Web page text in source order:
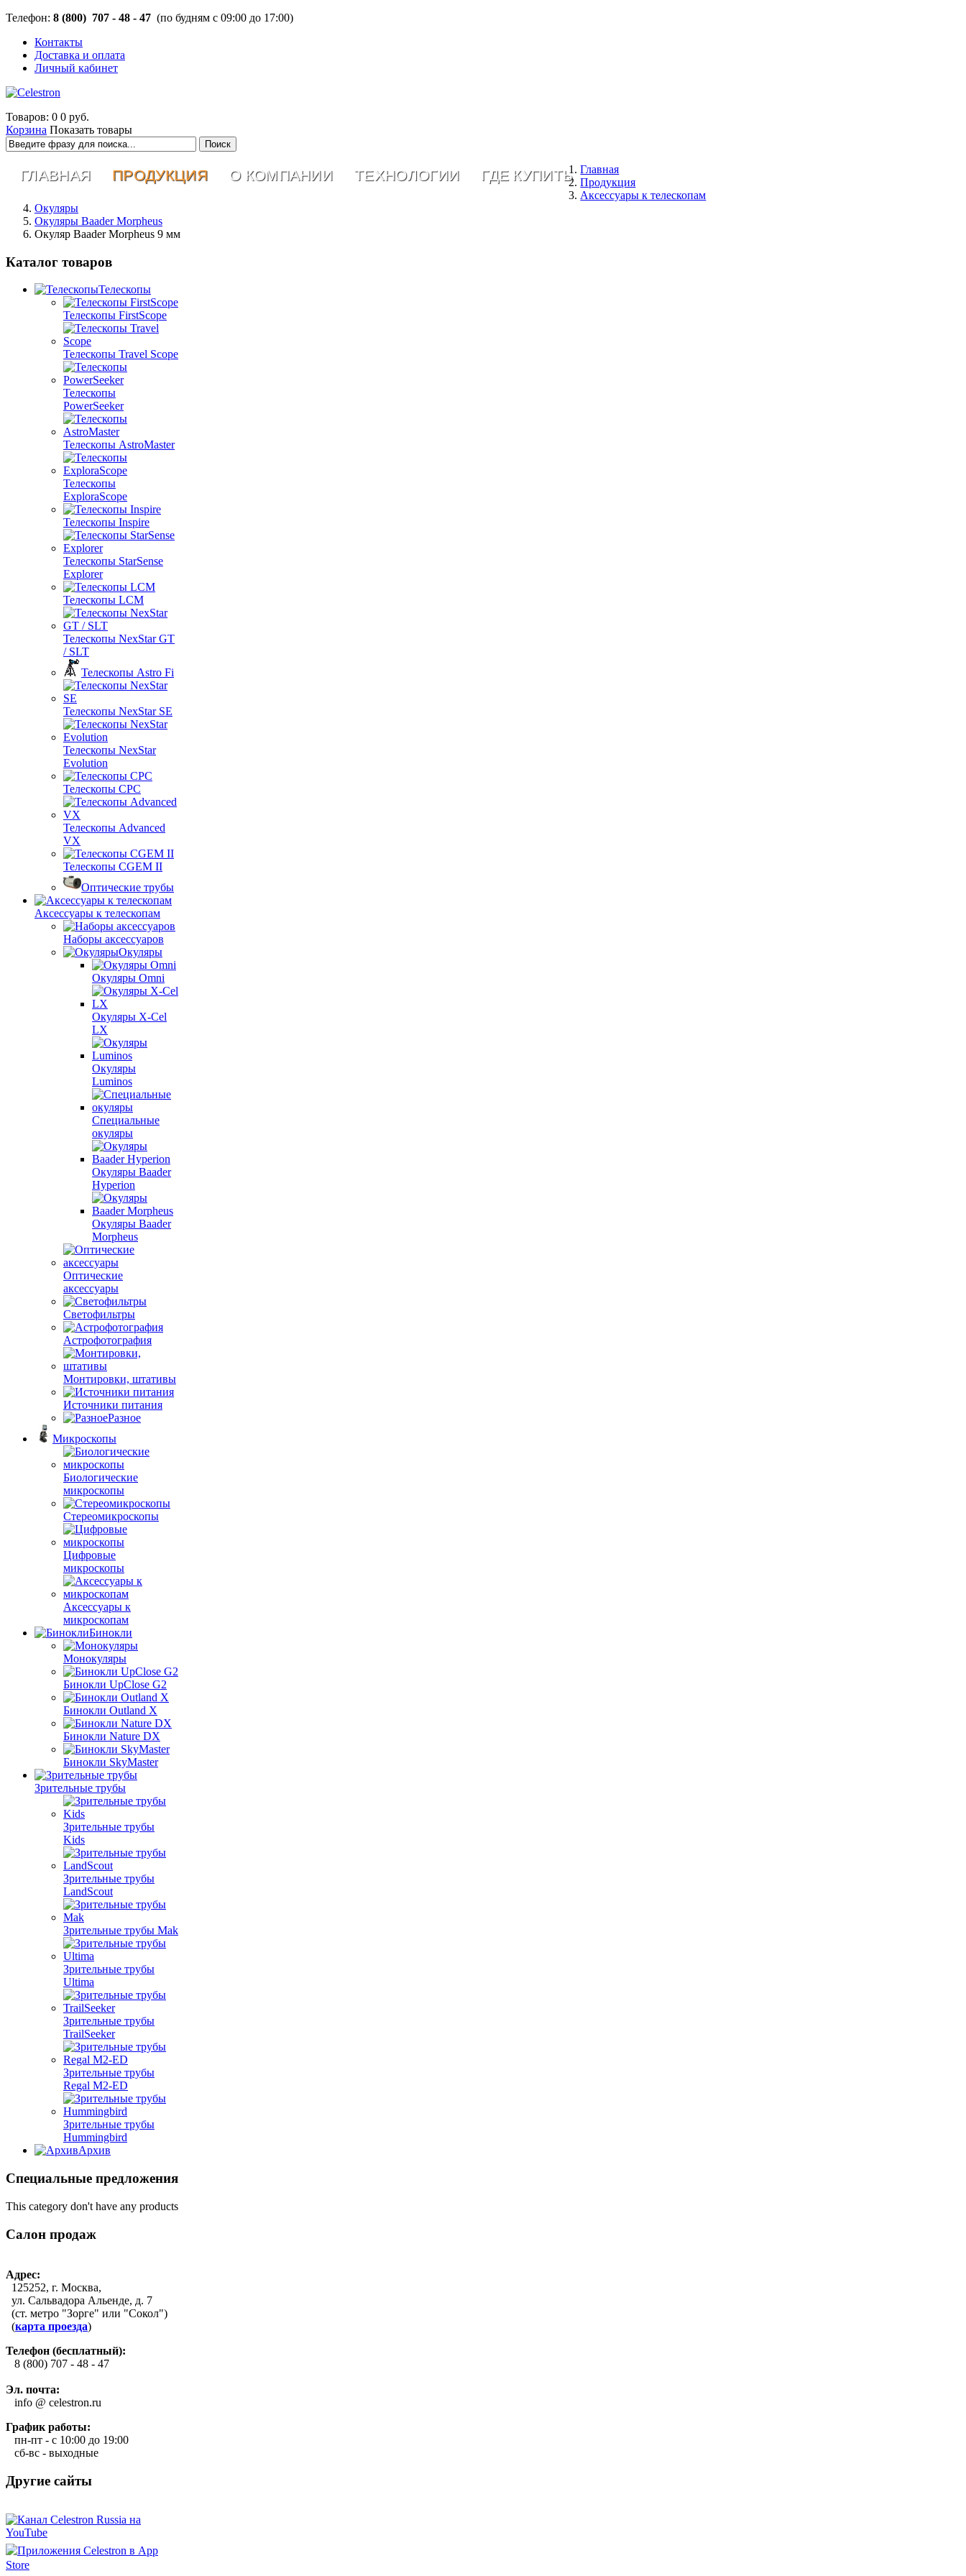
Телефон: 8 (800) 707 - 48 - 47 (по будням с 09:00 до 17:00)
Контакты
Доставка и оплата
Личный кабинет
Товаров: 0 0 руб.
Корзина Показать товары
ГЛАВНАЯ ПРОДУКЦИЯ О КОМПАНИИ ТЕХНОЛОГИИ ГДЕ КУПИТЬ Главная
Продукция
Аксессуары к телескопам
Окуляры
Окуляры Baader Morpheus
Окуляр Baader Morpheus 9 мм
Каталог товаров
Телескопы
Телескопы FirstScope
Телескопы Travel Scope
Телескопы
PowerSeeker
Телескопы AstroMaster
Телескопы
ExploraScope
Телескопы Inspire
Телескопы StarSense
Explorer
Телескопы LCM
Телескопы NexStar GT
/ SLT
Телескопы Astro Fi
Телескопы NexStar SE
Телескопы NexStar
Evolution
Телескопы CPC
Телескопы Advanced
VX
Телескопы CGEM II
Оптические трубы
Аксессуары к телескопам
Наборы аксессуаров
Окуляры
Окуляры Omni
Окуляры X-Сel
LX
Окуляры
Luminos
Специальные
окуляры
Окуляры Baader
Hyperion
Окуляры Baader
Morpheus
Оптические
аксессуары
Светофильтры
Астрофотография
Монтировки, штативы
Источники питания
Разное
Микроскопы
Биологические
микроскопы
Стереомикроскопы
Цифровые
микроскопы
Аксессуары к
микроскопам
Бинокли
Монокуляры
Бинокли UpClose G2
Бинокли Outland X
Бинокли Nature DX
Бинокли SkyMaster
Зрительные трубы
Зрительные трубы
Kids
Зрительные трубы
LandScout
Зрительные трубы Mak
Зрительные трубы
Ultima
Зрительные трубы
TrailSeeker
Зрительные трубы
Regal M2-ED
Зрительные трубы
Hummingbird
Архив
Специальные предложения
This category don't have any products
Салон продаж
Адрес:
125252, г. Москва,
ул. Сальвадора Альенде, д. 7
(ст. метро "Зорге" или "Сокол")
(карта проезда)
Телефон (бесплатный):
8 (800) 707 - 48 - 47
Эл. почта:
info @ celestron.ru
График работы:
пн-пт - с 10:00 до 19:00
сб-вс - выходные
Другие сайты